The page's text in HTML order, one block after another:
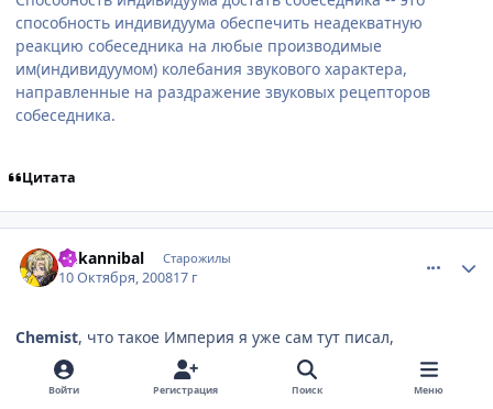
способность индивидуума обеспечить неадекватную
реакцию собеседника на любые производимые
им(индивидуумом) колебания звукового характера,
направленные на раздражение звуковых рецепторов
собеседника.
Цитата
dr.kannibal Старожилы
10 Октября, 200817 г
Chemist, что такое Империя я уже сам тут писал,
следовательно, тоже имею представление о том, что это
значит.
Войти Регистрация Поиск Меню